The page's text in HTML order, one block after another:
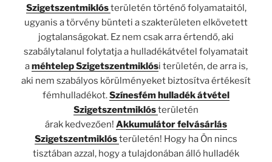
Szigetszentmiklósterületén történő folyamataitól,
ugyanis a törvény bünteti a szakterületen elkövetett
jogtalanságokat. Ez nem csak arra értendő, aki
szabálytalanul folytatja a hulladékátvétel folyamatait
améhtelep Szigetszentmiklósi területén, de arra is,
aki nem szabályos körülményeket biztosítva értékesít
fémhulladékot.Színesfém hulladék átvétel
Szigetszentmiklósterületén
árak kedvezően! Akkumulátor felvásárlás
Szigetszentmiklósterületén! Hogy ha Ön nincs
tisztában azzal, hogy a tulajdonában álló hulladék